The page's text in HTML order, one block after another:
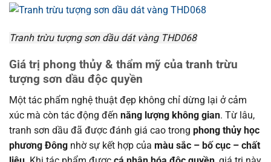
Tranh trừu tượng sơn dầu dát vàng THD068
Giá trị phong thủy & thẩm mỹ của tranh trừu
tượng sơn dầu độc quyền
Một tác phẩm nghệ thuật đẹp không chỉ dừng lại ở cảm
xúc mà còn tác động đến năng lượng không gian. Từ lâu,
tranh sơn dầu đã được đánh giá cao trong phong thủy học
phương Đông nhờ sự kết hợp của màu sắc – bố cục – chất